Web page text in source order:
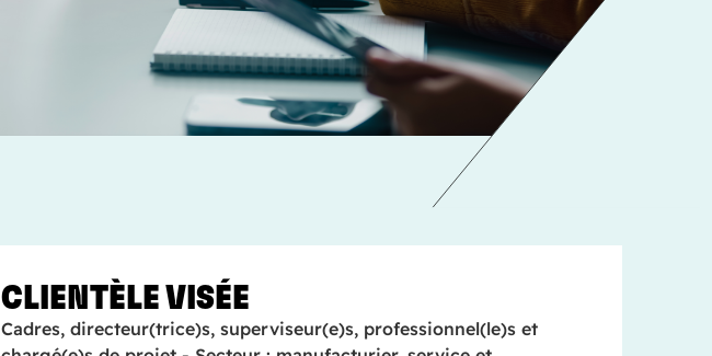
CLIENTÈLE VISÉE
Cadres, directeur(trice)s, superviseur(e)s, professionnel(le)s et